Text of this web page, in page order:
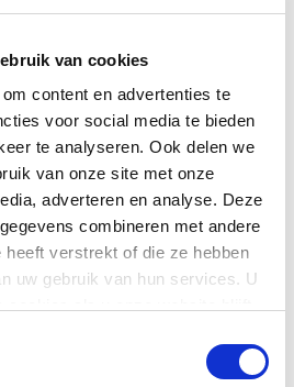
van cookies
content en advertenties te
voor social media te bieden
te analyseren. Ook delen we
van onze site met onze
adverteren en analyse. Deze
combineren met andere
heeft verstrekt of die ze hebben
uw gebruik van hun services. U
De ME-80 is een compacte
Hij is draagbaar, kan gevoed
worden door batterijen en is
tot de nok gevuld met een
stevige selectie BOSS-amps
Klik voor verzendinformatie
402,-€ 268,-
Niet op voorraad